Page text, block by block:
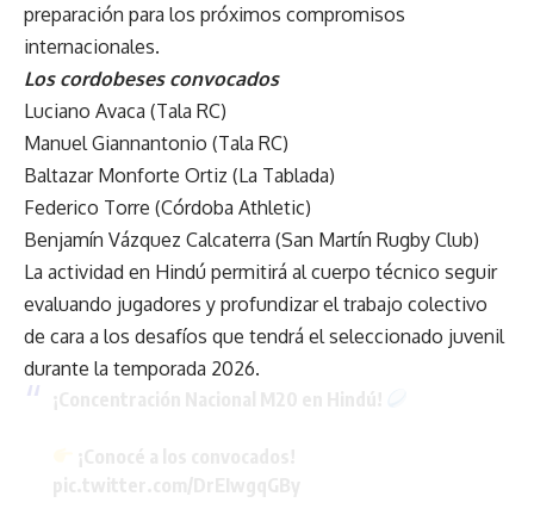
preparación para los próximos compromisos
internacionales.
Los cordobeses convocados
Luciano Avaca (Tala RC)
Manuel Giannantonio (Tala RC)
Baltazar Monforte Ortiz (La Tablada)
Federico Torre (Córdoba Athletic)
Benjamín Vázquez Calcaterra (San Martín Rugby Club)
La actividad en Hindú permitirá al cuerpo técnico seguir
evaluando jugadores y profundizar el trabajo colectivo
de cara a los desafíos que tendrá el seleccionado juvenil
durante la temporada 2026.